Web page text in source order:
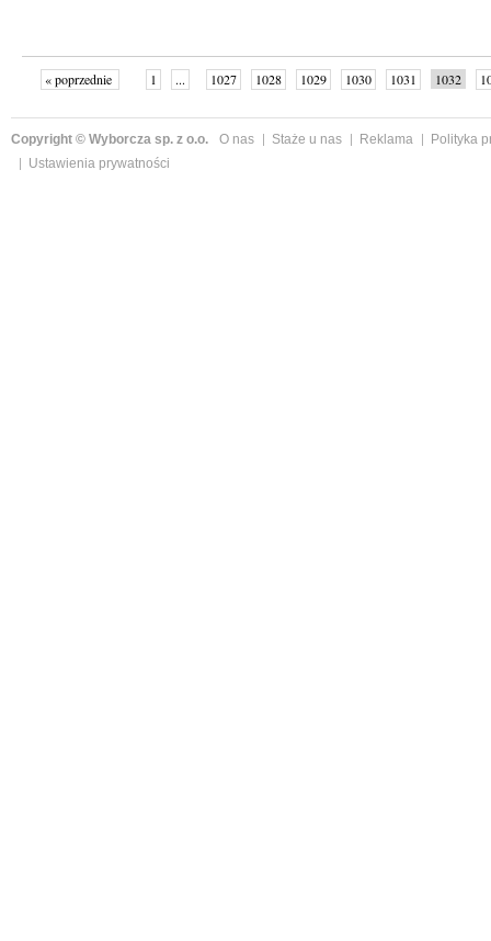
« poprzednie 1 ... 1027 1028 1029 1030 1031 1032
Copyright © Wyborcza sp. z o.o. O nas Staże u nas Reklama
Polityka
Ustawienia prywatności